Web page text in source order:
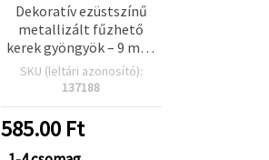
Dekoratív ezüstszínű
metallizált fűzhető
kerek gyöngyök – 9 mm,
furat 2,5 mm, kb. 120 db
(50 g) – kézműves
divatos díszítésekhez és
kreatív
hobbiprojektekhez
SKU (leltári azonosító):
137188
585.00Ft